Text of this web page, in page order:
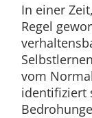
In einer
Regel
vom
identifiziert